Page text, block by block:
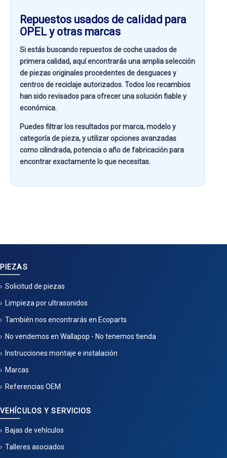
Repuestos usados de calidad para
OPEL y otras marcas
Si estás buscandorepuestos de coche usados de
primera calidad, aquí encontrarás una amplia selección
de piezas originales procedentes de desguaces y
centros de reciclaje autorizados. Todos los recambios
han sido revisados para ofrecer una solución fiable y
económica.
Puedes filtrar los resultados pormarca, modelo y
categoría de pieza, y utilizar opciones avanzadas
comocilindrada, potencia o año de fabricaciónpara
encontrar exactamente lo que necesitas.
PIEZAS
Solicitud de piezas
Limpieza por ultrasonidos
También nos encontrarás en Ecoparts
No vendemos en Wallapop - No tenemos tienda
Instrucciones montaje e instalación
Marcas
Referencias OEM
VEHÍCULOS Y SERVICIOS
Bajas de vehículos
Talleres asociados